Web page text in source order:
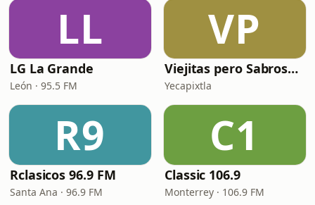
LL
LG La Grande
León · 95.5 FM
VP
Viejitas pero Sabrosas Radio
Yecapixtla
R9
Rclasicos 96.9 FM
Santa Ana · 96.9 FM
C1
Classic 106.9
Monterrey · 106.9 FM